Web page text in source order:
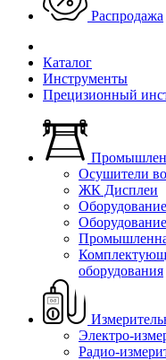
Распродажа
Каталог
Инструменты
Прецизионный
Осушители
ЖК Дисплеи
оборудования
Электро-
Радио-